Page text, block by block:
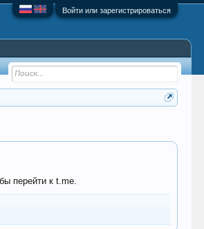
Войти или зарегистрироваться
перейти к t.me.